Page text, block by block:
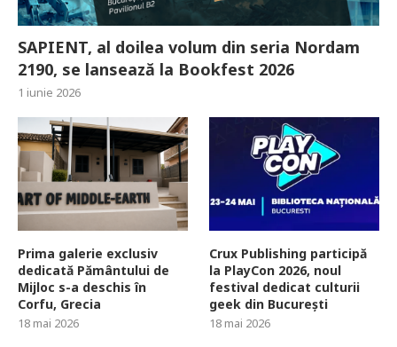
SAPIENT, al doilea volum din seria Nordam
2190, se lansează la Bookfest 2026
1 iunie 2026
Prima galerie exclusiv
dedicată Pământului de
Mijloc s-a deschis în
Corfu, Grecia
18 mai 2026
Crux Publishing participă
la PlayCon 2026, noul
festival dedicat culturii
geek din București
18 mai 2026